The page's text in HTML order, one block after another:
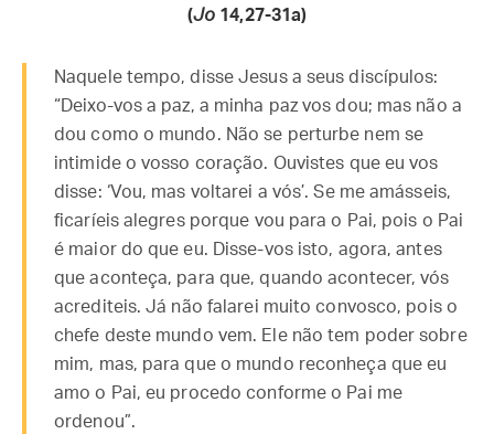
(Jo 14,27-31a)
Naquele tempo, disse Jesus a seus discípulos:
“Deixo-vos a paz, a minha paz vos dou; mas não a
dou como o mundo. Não se perturbe nem se
intimide o vosso coração. Ouvistes que eu vos
disse: ‘Vou, mas voltarei a vós’. Se me amásseis,
ficaríeis alegres porque vou para o Pai, pois o Pai
é maior do que eu. Disse-vos isto, agora, antes
que aconteça, para que, quando acontecer, vós
acrediteis. Já não falarei muito convosco, pois o
chefe deste mundo vem. Ele não tem poder sobre
mim, mas, para que o mundo reconheça que eu
amo o Pai, eu procedo conforme o Pai me
ordenou”.